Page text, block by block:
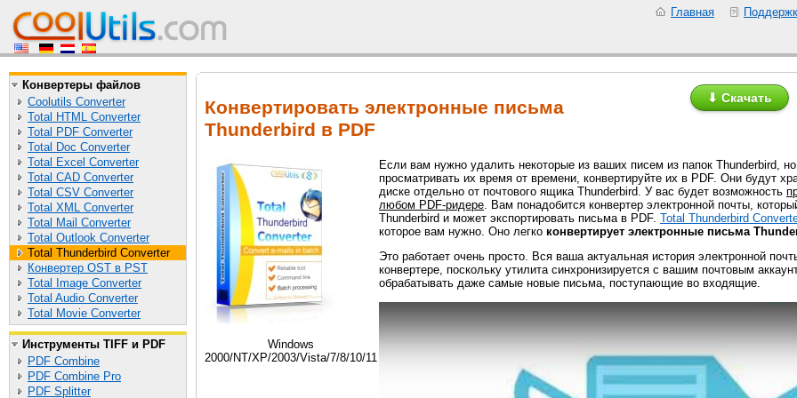
Главная
Конвертеры файлов
Coolutils Converter
Total HTML Converter
Total PDF Converter
Total Doc Converter
Total Excel Converter
Total CAD Converter
Total CSV Converter
Total XML Converter
Total Mail Converter
Total Outlook Converter
Total Thunderbird Converter
Конвертер OST в PST
Total Image Converter
Total Audio Converter
Total Movie Converter
Инструменты TIFF и PDF
PDF Combine
PDF Combine Pro
PDF Splitter
Конвертировать электронные письма
Thunderbird в PDF
⬇ Скачать
Windows
2000/NT/XP/2003/Vista/7/8/10/11
Если вам нужно удалить некоторые из ваших писем из папок Thunderbird,
просматривать их время от времени, конвертируйте их в PDF. Они будут
диске отдельно от почтового ящика Thunderbird. У вас будет возможность
любом PDF-ридере. Вам понадобится конвертер электронной почты,
Thunderbird и может экспортировать письма в PDF. Total Thunderbird
которое вам нужно. Оно легко конвертирует электронные письма
Это работает очень просто. Вся ваша актуальная история электронной
конвертере, поскольку утилита синхронизируется с вашим почтовым
обрабатывать даже самые новые письма, поступающие во входящие.